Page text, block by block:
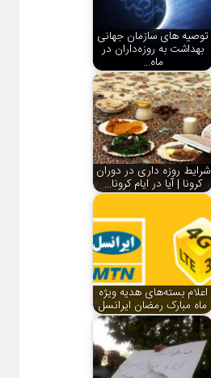
توصیه های سازمان جهانی
بهداشت به روزه‌داران در
ماه…
شرایط روزه داری در دوران
کرونا | ‌آیا در ایام کرونا…
اعلام بسته‌های هدیه ویژه
ماه مبارک رمضان ایرانسل